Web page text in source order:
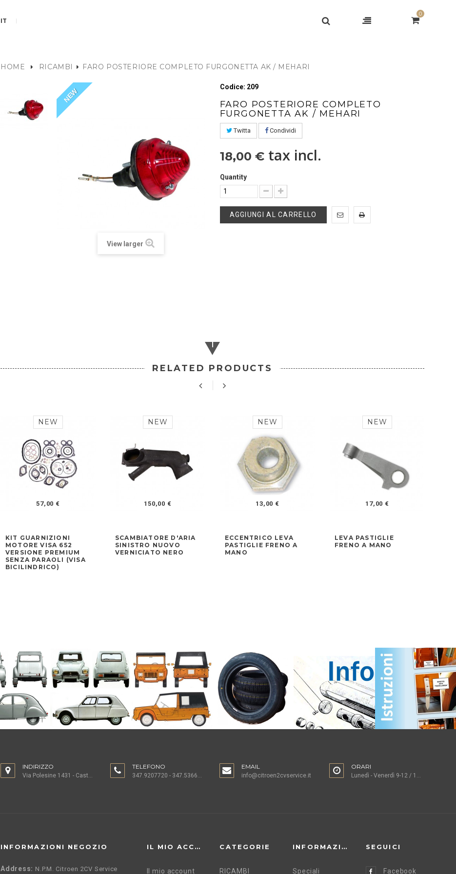
IT
0
HOME RICAMBI FARO POSTERIORE COMPLETO FURGONETTA AK / MEHARI
NEW
View larger
Codice: 209
FARO POSTERIORE COMPLETO
FURGONETTA AK / MEHARI
Twitta Condividi
18,00 €tax incl.
Quantity
AGGIUNGI AL CARRELLO
RELATED PRODUCTS
NEW
57,00 €
KIT GUARNIZIONI
MOTORE VISA 652
VERSIONE PREMIUM
SENZA PARAOLI (VISA
BICILINDRICO)
NEW
150,00 €
SCAMBIATORE D'ARIA
SINISTRO NUOVO
VERNICIATO NERO
NEW
13,00 €
ECCENTRICO LEVA
PASTIGLIE FRENO A
MANO
NEW
17,00 €
LEVA PASTIGLIE
FRENO A MANO
INDIRIZZO
Via Polesine 1431 - Castagnaro (VR)
TELEFONO
347.9207720 - 347.5366196 - 0442.1955082
EMAIL
info@citroen2cvservice.it
ORARI
Lunedì - Venerdì 9-12 / 15-18
INFORMAZIONI NEGOZIO
Address: N.P.M. Citroen 2CV Service
IL MIO ACCOUNT
Il mio account
CATEGORIE
RICAMBI
INFORMAZIONI
Speciali
SEGUICI
Facebook